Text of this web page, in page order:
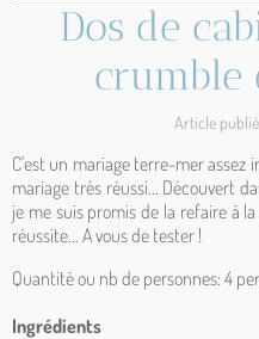
Dos de
crumble
Article
C'est un mariage terre-mer assez
mariage très réussi... Découvert
je me suis promis de la refaire à
réussite... A vous de tester !
Quantité ou nb de personnes: 4
Ingrédients